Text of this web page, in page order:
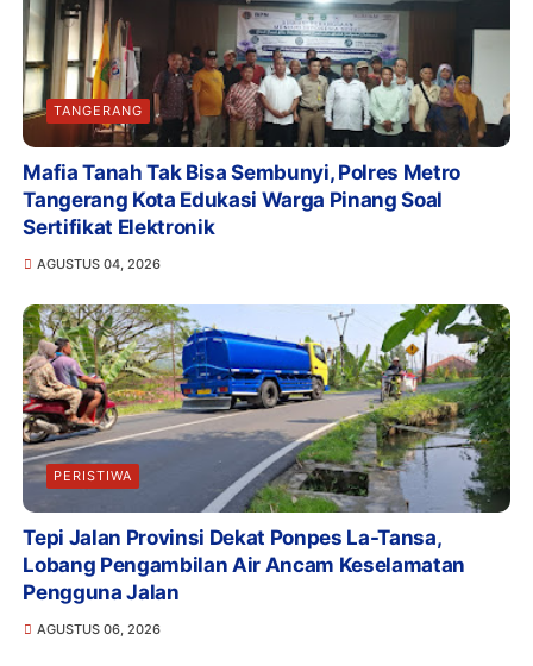
TANGERANG
Mafia Tanah Tak Bisa Sembunyi, Polres Metro
Tangerang Kota Edukasi Warga Pinang Soal
Sertifikat Elektronik
AGUSTUS 04, 2026
PERISTIWA
Tepi Jalan Provinsi Dekat Ponpes La-Tansa,
Lobang Pengambilan Air Ancam Keselamatan
Pengguna Jalan
AGUSTUS 06, 2026